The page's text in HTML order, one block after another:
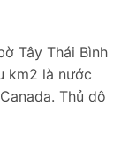
Tây Thái Bình
km2 là nước
Thủ dô